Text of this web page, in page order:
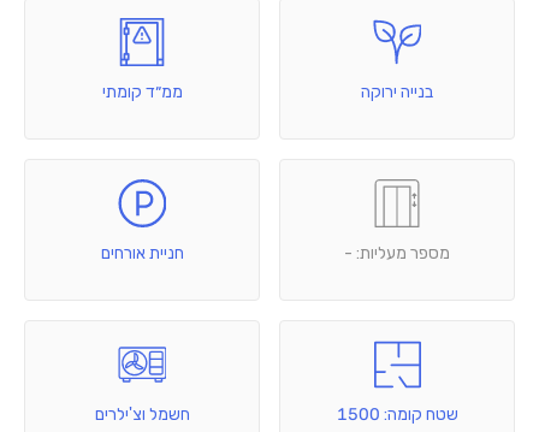
בנייה ירוקה ממ״ד קומתי
מספר מעליות: - חניית אורחים
שטח קומה: 1500 חשמל וצ'ילרים